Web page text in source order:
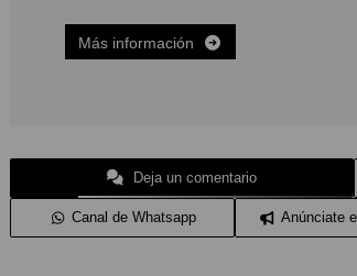
Más información
Deja un comentario
Canal de Whatsapp Anúnciate